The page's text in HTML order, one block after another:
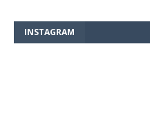
INSTAGRAM